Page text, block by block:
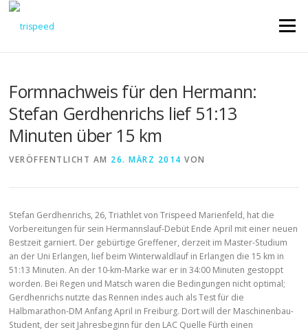
Direkt
Menü
Formnachweis für den Hermann:
Stefan Gerdhenrichs lief 51:13
Minuten über 15 km
VERÖFFENTLICHT AM 26. MÄRZ 2014 VON
Stefan Gerdhenrichs, 26, Triathlet von Trispeed Marienfeld, hat die
Vorbereitungen für sein Hermannslauf-Debüt Ende April mit einer neuen
Bestzeit garniert. Der gebürtige Greffener, derzeit im Master-Studium
an der Uni Erlangen, lief beim Winterwaldlauf in Erlangen die 15 km in
51:13 Minuten. An der 10-km-Marke war er in 34:00 Minuten gestoppt
worden. Bei Regen und Matsch waren die Bedingungen nicht optimal;
Gerdhenrichs nutzte das Rennen indes auch als Test für die
Halbmarathon-DM Anfang April in Freiburg. Dort will der Maschinenbau-
Student, der seit Jahresbeginn für den LAC Quelle Fürth einen